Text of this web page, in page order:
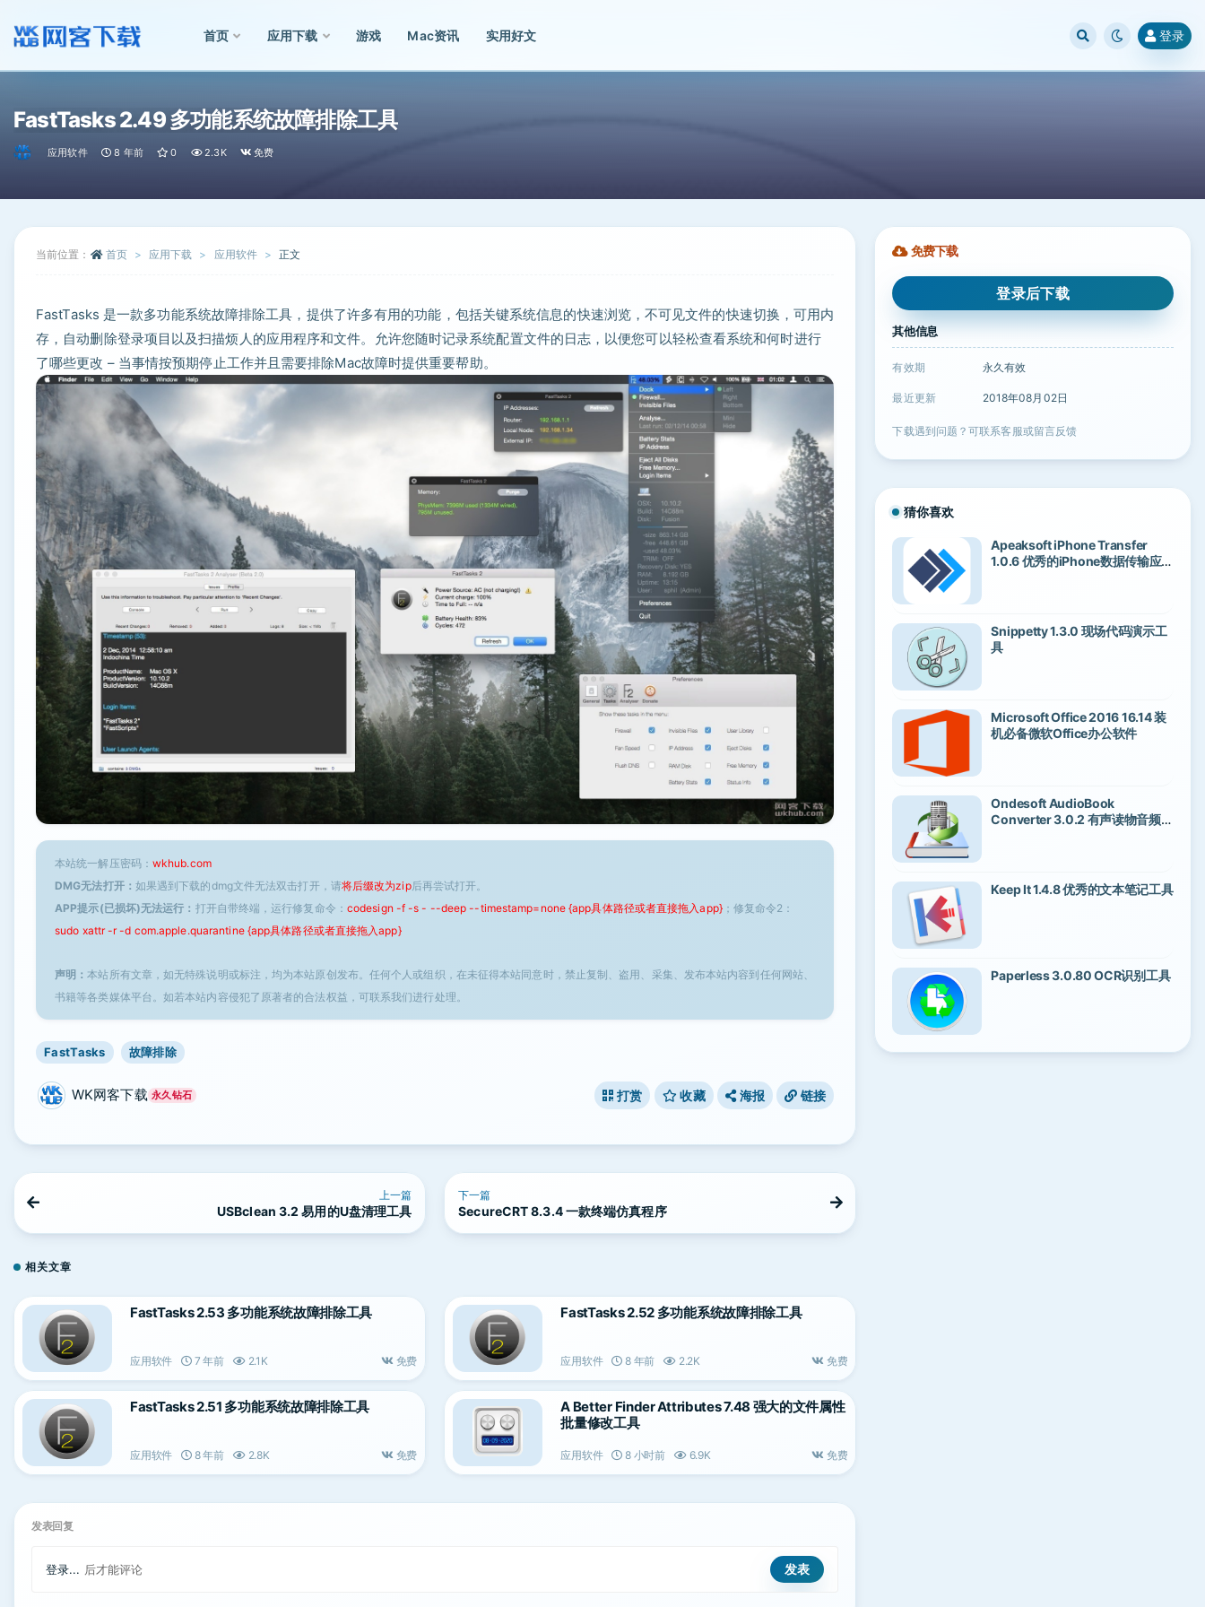
首页 应用下载 游戏 Mac资讯 实用好文 登录
FastTasks 2.49 多功能系统故障排除工具
应用软件 8 年前 0 2.3K 免费
当前位置： 首页 应用下载 应用软件 正文
FastTasks 是一款多功能系统故障排除工具，提供了许多有用的功能，包括关键系统信息的快速浏览，不可见文件的快速切换，可用内
存，自动删除登录项目以及扫描烦人的应用程序和文件。允许您随时记录系统配置文件的日志，以便您可以轻松查看系统和何时进行
了哪些更改 – 当事情按预期停止工作并且需要排除Mac故障时提供重要帮助。
本站统一解压密码： wkhub.com
DMG无法打开： 如果遇到下载的dmg文件无法双击打开，请将后缀改为zip后再尝试打开。
APP提示(已损坏)无法运行： 打开自带终端，运行修复命令： codesign -f -s - --deep --timestamp=none {app具体路径或者直接拖入app}；修复命令2：
sudo xattr -r -d com.apple.quarantine {app具体路径或者直接拖入app}
声明：本站所有文章，如无特殊说明或标注，均为本站原创发布。任何个人或组织，在未征得本站同意时，禁止复制、盗用、采集、发布本站内容到任何网站、
书籍等各类媒体平台。如若本站内容侵犯了原著者的合法权益，可联系我们进行处理。
FastTasks 故障排除
WK网客下载 永久钻石 打赏 收藏 海报 链接
上一篇
USBclean 3.2 易用的U盘清理工具
下一篇
SecureCRT 8.3.4 一款终端仿真程序
相关文章
FastTasks 2.53 多功能系统故障排除工具
应用软件 7 年前 2.1K 免费
FastTasks 2.52 多功能系统故障排除工具
应用软件 8 年前 2.2K 免费
FastTasks 2.51 多功能系统故障排除工具
应用软件 8 年前 2.8K 免费
A Better Finder Attributes 7.48 强大的文件属性
批量修改工具
应用软件 8 小时前 6.9K 免费
发表回复
登录... 后才能评论
免费下载
登录后下载
其他信息
有效期 永久有效
最近更新 2018年08月02日
下载遇到问题？可联系客服或留言反馈
猜你喜欢
Apeaksoft iPhone Transfer
1.0.6 优秀的iPhone数据传输应
Snippetty 1.3.0 现场代码演示工
具
Microsoft Office 2016 16.14 装
机必备微软Office办公软件
Ondesoft AudioBook
Converter 3.0.2 有声读物音频转
Keep It 1.4.8 优秀的文本笔记工具
Paperless 3.0.80 OCR识别工具